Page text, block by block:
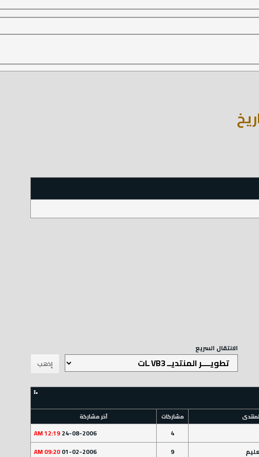
الانتقال السريع
مشاركات آخر مشاركة
4
24-08-2006
12:19 AM
9
01-02-2006
09:20 AM